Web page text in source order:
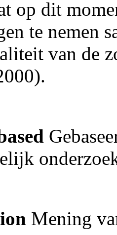
op dit
te nemen
van de
Mening